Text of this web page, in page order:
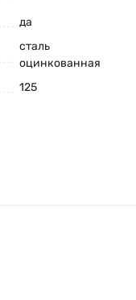
да
сталь
оцинкованная
125